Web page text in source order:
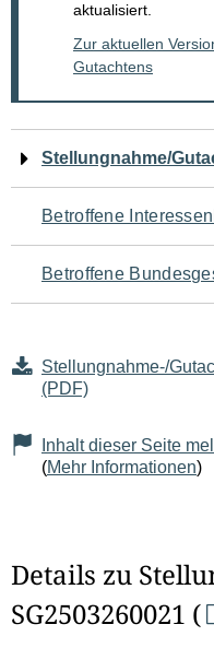
aktualisiert.
Zur aktuellen
Gutachtens
Navigation
für
den
Seiteninhalt
Stellungnahme/
Betroffene
Betroffene
Stellungnahme-/
(PDF)
Inhalt dieser Seite
(Mehr Informationen)
Details zu
SG2503260021 (